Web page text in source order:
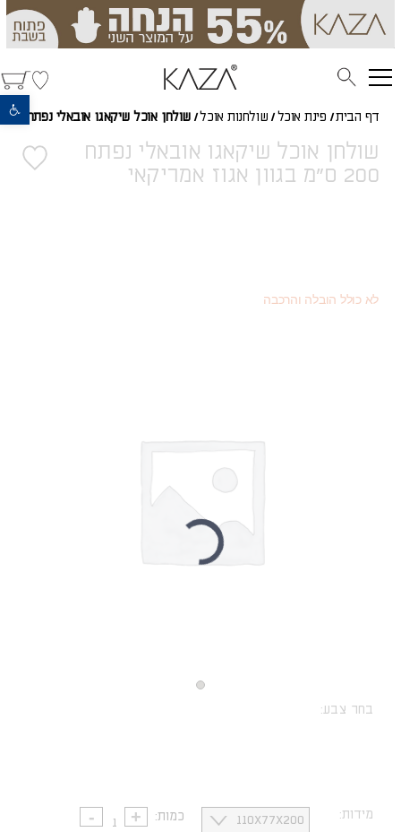
פתח סרגל נגישות
דף הבית/ פינת אוכל / שולחנות אוכל/ שולחן אוכל שיקאגו אובאלי נפתח
שולחן אוכל שיקאגו אובאלי נפתח
200 ס"מ בגוון אגוז אמריקאי
לא כולל הובלה והרכבה
בחר צבע:
מידות: כמות: